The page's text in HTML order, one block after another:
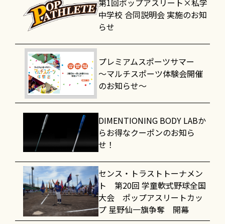
第1回ポップアスリート×私学
中学校 合同説明会 実施のお知
らせ
プレミアムスポーツサマー
～マルチスポーツ体験会開催
のお知らせ～
DIMENTIONING BODY LABか
らお得なクーポンのお知ら
せ！
センス・トラストトーナメン
ト 第20回 学童軟式野球全国
大会 ポップアスリートカッ
プ 星野仙一旗争奪 開幕